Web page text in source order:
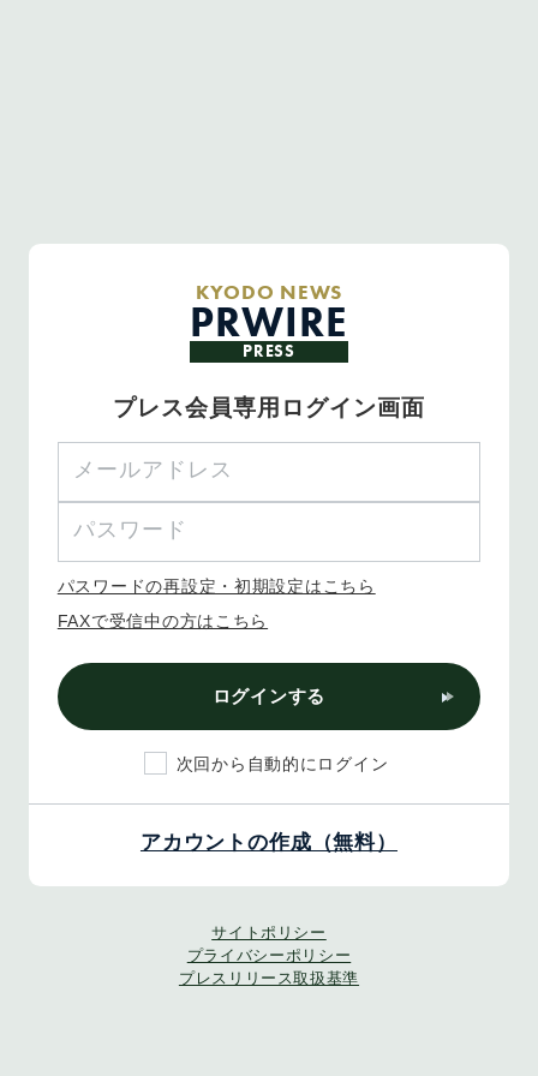
KYODO NEWS
PRWIRE
PRESS
プレス会員専用ログイン画面
パスワードの再設定・初期設定はこちら
FAXで受信中の方はこちら
ログインする
次回から自動的にログイン
アカウントの作成（無料）
サイトポリシー
プライバシーポリシー
プレスリリース取扱基準